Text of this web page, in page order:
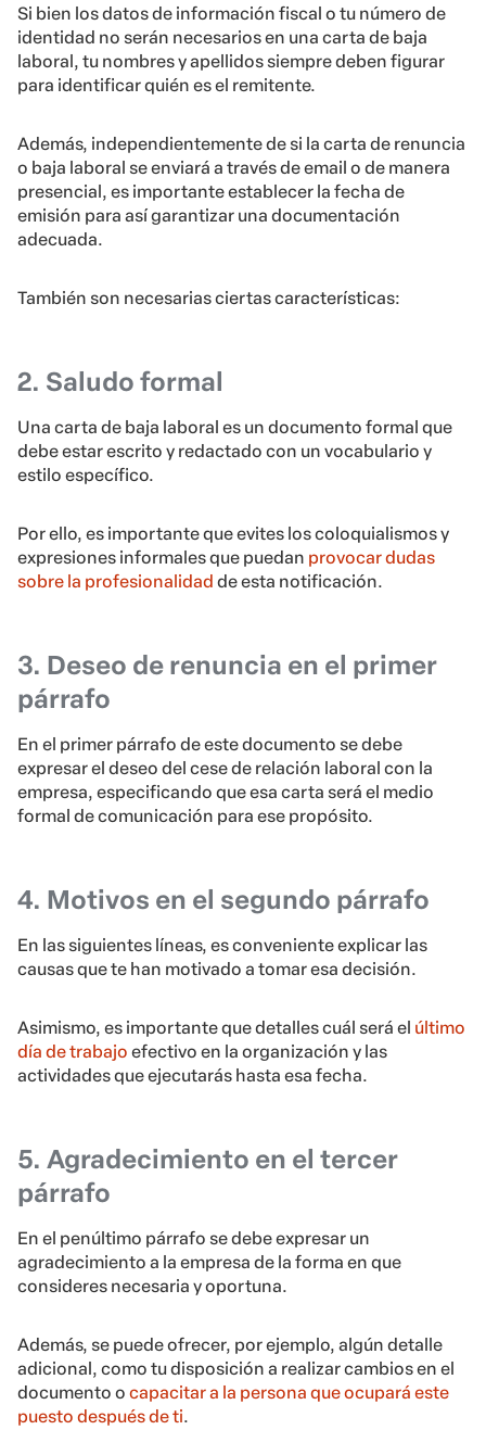
Si bien los datos de información fiscal o tu número de
identidad no serán necesarios en una carta de baja
laboral, tu nombres y apellidos siempre deben figurar
para identificar quién es el remitente.
Además, independientemente de si la carta de renuncia
o baja laboral se enviará a través de email o de manera
presencial, es importante establecer la fecha de
emisión para así garantizar una documentación
adecuada.
También son necesarias ciertas características:
2. Saludo formal
Una carta de baja laboral es un documento formal que
debe estar escrito y redactado con un vocabulario y
estilo específico.
Por ello, es importante que evites los coloquialismos y
expresiones informales que puedan provocar dudas
sobre la profesionalidad de esta notificación.
3. Deseo de renuncia en el primer
párrafo
En el primer párrafo de este documento se debe
expresar el deseo del cese de relación laboral con la
empresa, especificando que esa carta será el medio
formal de comunicación para ese propósito.
4. Motivos en el segundo párrafo
En las siguientes líneas, es conveniente explicar las
causas que te han motivado a tomar esa decisión.
Asimismo, es importante que detalles cuál será el último
día de trabajo efectivo en la organización y las
actividades que ejecutarás hasta esa fecha.
5. Agradecimiento en el tercer
párrafo
En el penúltimo párrafo se debe expresar un
agradecimiento a la empresa de la forma en que
consideres necesaria y oportuna.
Además, se puede ofrecer, por ejemplo, algún detalle
adicional, como tu disposición a realizar cambios en el
documento o capacitar a la persona que ocupará este
puesto después de ti.